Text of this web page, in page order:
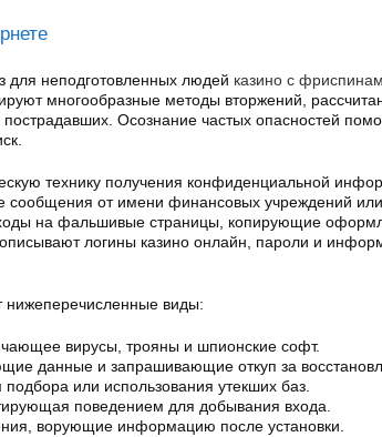
для неподготовленных людей казино с
многообразные методы вторжений,
Осознание частых опасностей
технику получения конфиденциальной
сообщения от имени финансовых учреждений или
на фальшивые страницы, копирующие
логины казино онлайн, пароли и
нижеперечисленные виды:
вирусы, трояны и шпионские софт.
данные и запрашивающие откуп за
или использования утекших баз.
поведением для добывания входа.
ворующие информацию после установки.